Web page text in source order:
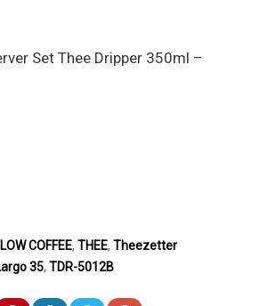
Set Thee Dripper 350ml –
COFFEE, THEE, Theezetter
35, TDR-5012B